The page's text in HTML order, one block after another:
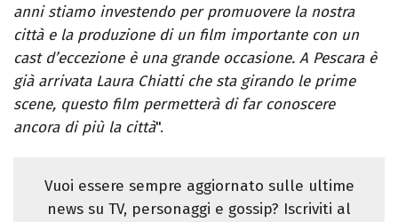
anni stiamo investendo per promuovere la nostra
città e la produzione di un film importante con un
cast d’eccezione è una grande occasione. A Pescara è
già arrivata Laura Chiatti che sta girando le prime
scene, questo film permetterà di far conoscere
ancora di più la città".
Vuoi essere sempre aggiornato sulle ultime
news su TV, personaggi e gossip? Iscriviti al